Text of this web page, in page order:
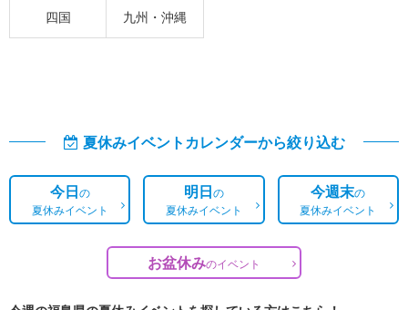
四国 九州・沖縄
夏休みイベントカレンダーから絞り込む
今日の
夏休みイベント
明日の
夏休みイベント
今週末の
夏休みイベント
お盆休みのイベント